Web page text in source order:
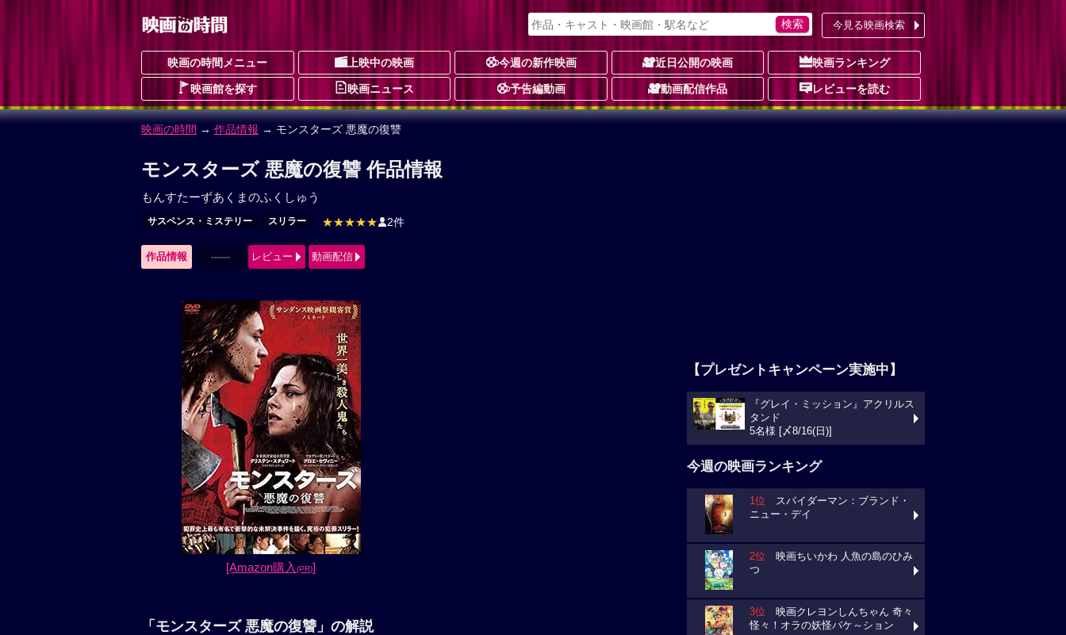
今見る映画検索
映画の時間メニュー 上映中の映画 今週の新作映画 近日公開の映画 映画ランキング
映画館を探す 映画ニュース 予告編動画 動画配信作品 レビューを読む
映画の時間 → 作品情報 → モンスターズ 悪魔の復讐
モンスターズ 悪魔の復讐 作品情報
もんすたーずあくまのふくしゅう
サスペンス・ミステリー スリラー ★★★★★ 2件
作品情報 ------ レビュー 動画配信
[Amazon購入(PR)]
「モンスターズ 悪魔の復讐」の解説
【プレゼントキャンペーン実施中】
『グレイ・ミッション』アクリルス
タンド
5名様 [〆8/16(日)]
今週の映画ランキング
1位 スパイダーマン：ブランド・
ニュー・デイ
2位 映画ちいかわ 人魚の島のひみ
つ
3位 映画クレヨンしんちゃん 奇々
怪々！オラの妖怪バケ～ション